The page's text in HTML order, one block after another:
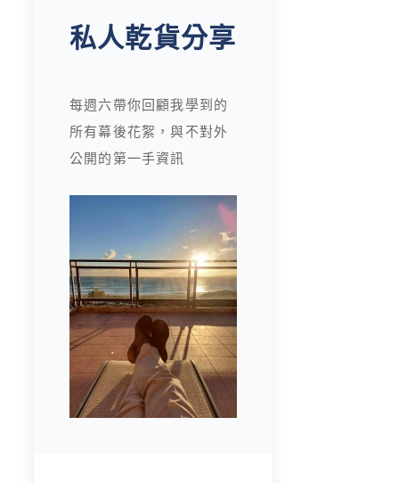
私人乾貨分享
每週六帶你回顧我學到的
所有幕後花絮，與不對外
公開的第一手資訊